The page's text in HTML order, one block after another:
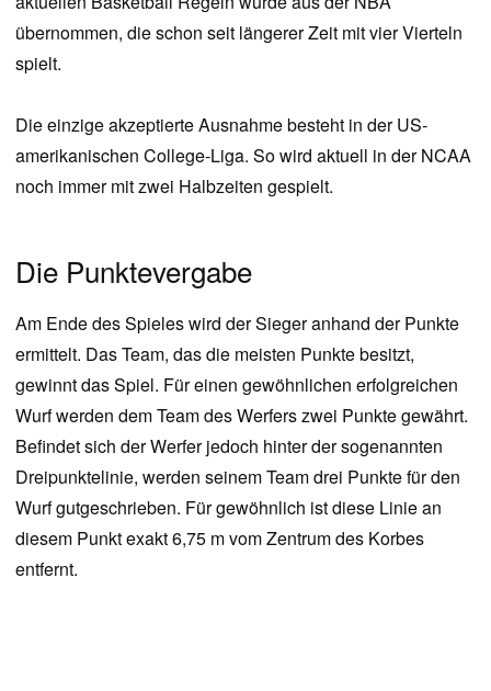
übernommen, die schon seit längerer Zeit mit vier Vierteln
spielt.
Die einzige akzeptierte Ausnahme besteht in der US-
amerikanischen College-Liga. So wird aktuell in der NCAA
noch immer mit zwei Halbzeiten gespielt.
Die Punktevergabe
Am Ende des Spieles wird der Sieger anhand der Punkte
ermittelt. Das Team, das die meisten Punkte besitzt,
gewinnt das Spiel. Für einen gewöhnlichen erfolgreichen
Wurf werden dem Team des Werfers zwei Punkte gewährt.
Befindet sich der Werfer jedoch hinter der sogenannten
Dreipunktelinie, werden seinem Team drei Punkte für den
Wurf gutgeschrieben. Für gewöhnlich ist diese Linie an
diesem Punkt exakt 6,75 m vom Zentrum des Korbes
entfernt.